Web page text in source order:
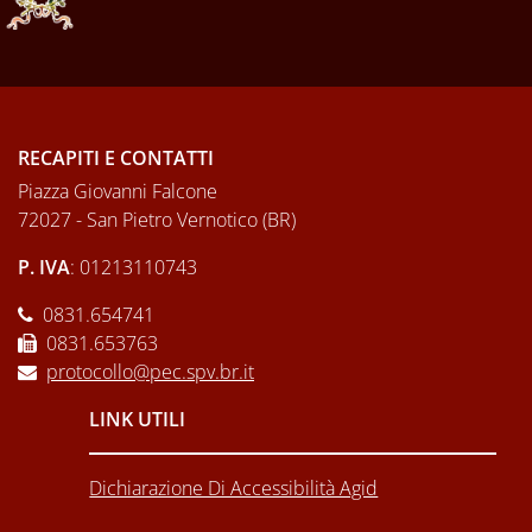
RECAPITI E CONTATTI
Piazza Giovanni Falcone
72027 - San Pietro Vernotico (BR)
P. IVA: 01213110743
0831.654741
0831.653763
protocollo@pec.spv.br.it
LINK UTILI
Dichiarazione Di Accessibilità Agid